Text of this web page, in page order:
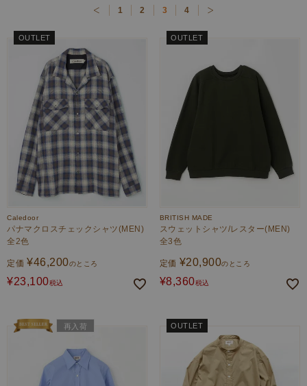
価格が高い順
1 2 3 4
OUTLET
Caledoor
パナマクロスチェックシャツ(MEN)
全2色
定価 ¥46,200のところ
¥23,100税込
OUTLET
BRITISH MADE
スウェットシャツ/レスター(MEN)
全3色
定価 ¥20,900のところ
¥8,360税込
再入荷 OUTLET